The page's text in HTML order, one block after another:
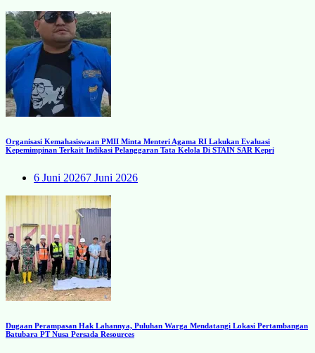
Organisasi Kemahasiswaan PMII Minta Menteri Agama RI Lakukan Evaluasi
Kepemimpinan Terkait Indikasi Pelanggaran Tata Kelola Di STAIN SAR Kepri
6 Juni 20267 Juni 2026
Dugaan Perampasan Hak Lahannya, Puluhan Warga Mendatangi Lokasi Pertambangan
Batubara PT Nusa Persada Resources